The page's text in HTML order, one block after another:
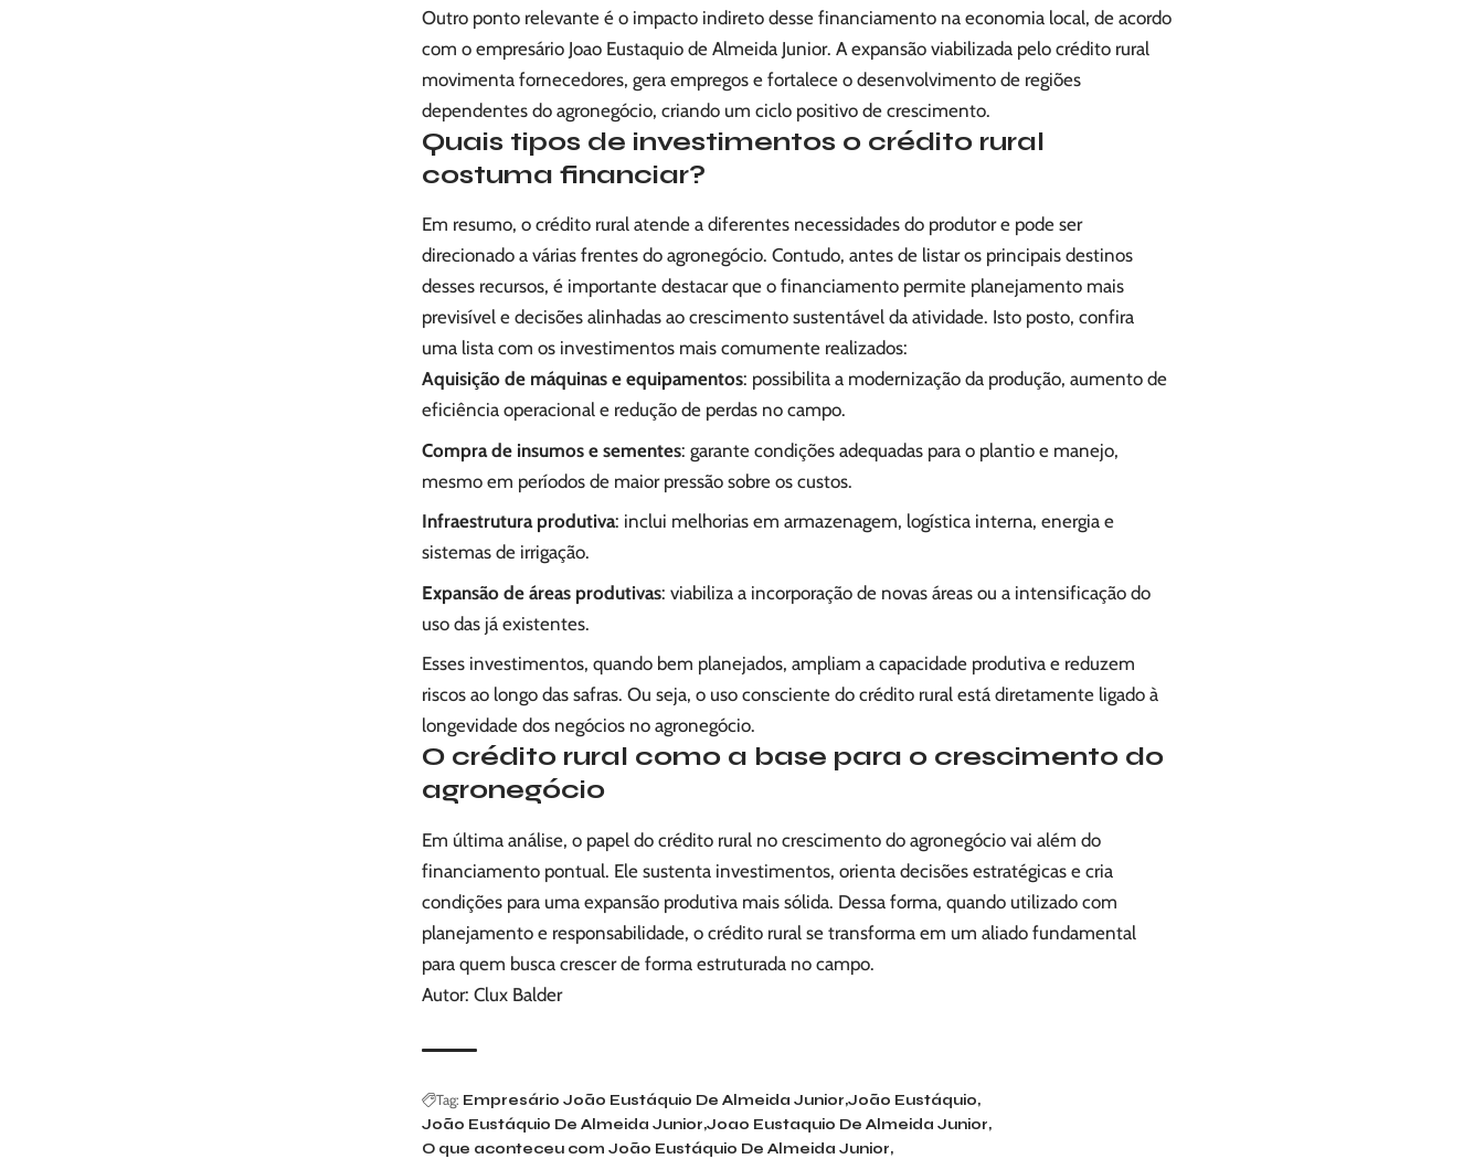
Outro ponto relevante é o impacto indireto desse financiamento na economia local, de acordo
com o empresário Joao Eustaquio de Almeida Junior. A expansão viabilizada pelo crédito rural
movimenta fornecedores, gera empregos e fortalece o desenvolvimento de regiões
dependentes do agronegócio, criando um ciclo positivo de crescimento.
Quais tipos de investimentos o crédito rural
costuma financiar?
Em resumo, o crédito rural atende a diferentes necessidades do produtor e pode ser
direcionado a várias frentes do agronegócio. Contudo, antes de listar os principais destinos
desses recursos, é importante destacar que o financiamento permite planejamento mais
previsível e decisões alinhadas ao crescimento sustentável da atividade. Isto posto, confira
uma lista com os investimentos mais comumente realizados:
Aquisição de máquinas e equipamentos: possibilita a modernização da produção, aumento de
eficiência operacional e redução de perdas no campo.
Compra de insumos e sementes: garante condições adequadas para o plantio e manejo,
mesmo em períodos de maior pressão sobre os custos.
Infraestrutura produtiva: inclui melhorias em armazenagem, logística interna, energia e
sistemas de irrigação.
Expansão de áreas produtivas: viabiliza a incorporação de novas áreas ou a intensificação do
uso das já existentes.
Esses investimentos, quando bem planejados, ampliam a capacidade produtiva e reduzem
riscos ao longo das safras. Ou seja, o uso consciente do crédito rural está diretamente ligado à
longevidade dos negócios no agronegócio.
O crédito rural como a base para o crescimento do
agronegócio
Em última análise, o papel do crédito rural no crescimento do agronegócio vai além do
financiamento pontual. Ele sustenta investimentos, orienta decisões estratégicas e cria
condições para uma expansão produtiva mais sólida. Dessa forma, quando utilizado com
planejamento e responsabilidade, o crédito rural se transforma em um aliado fundamental
para quem busca crescer de forma estruturada no campo.
Autor: Clux Balder
Tag: Empresário João Eustáquio De Almeida Junior João Eustáquio
João Eustáquio De Almeida Junior Joao Eustaquio De Almeida Junior
O que aconteceu com João Eustáquio De Almeida Junior